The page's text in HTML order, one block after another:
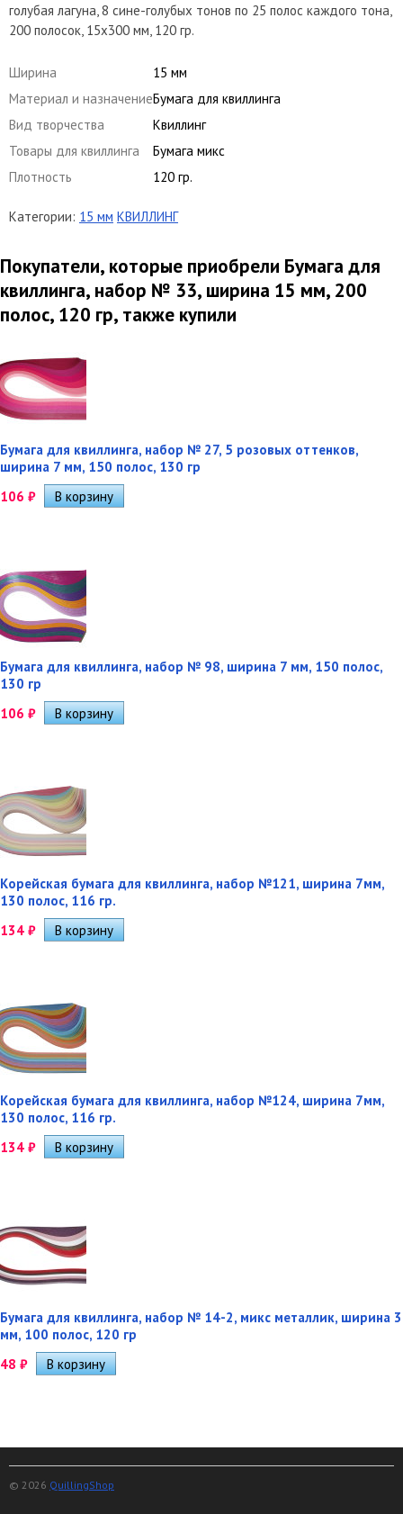
голубая лагуна, 8 сине-голубых тонов по 25 полос каждого тона,
200 полосок, 15х300 мм, 120 гр.
Ширина
15 мм
Материал и назначениеБумага для квиллинга
Вид творчества
Квиллинг
Товары для квиллинга
Бумага микс
Плотность
120 гр.
Категории: 15 мм КВИЛЛИНГ
Покупатели, которые приобрели Бумага для
квиллинга, набор № 33, ширина 15 мм, 200
полос, 120 гр, также купили
Бумага для квиллинга, набор № 27, 5 розовых оттенков,
ширина 7 мм, 150 полос, 130 гр
106 ₽
Бумага для квиллинга, набор № 98, ширина 7 мм, 150 полос,
130 гр
106 ₽
Корейская бумага для квиллинга, набор №121, ширина 7мм,
130 полос, 116 гр.
134 ₽
Корейская бумага для квиллинга, набор №124, ширина 7мм,
130 полос, 116 гр.
134 ₽
Бумага для квиллинга, набор № 14-2, микс металлик, ширина 3
мм, 100 полос, 120 гр
48 ₽
© 2026 QuillingShop